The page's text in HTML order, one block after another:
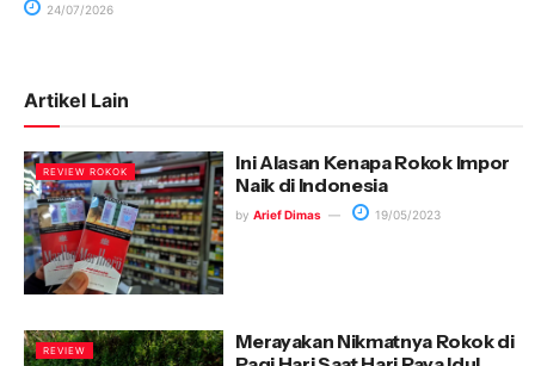
24/07/2026
Artikel Lain
REVIEW ROKOK
Ini Alasan Kenapa Rokok Impor
Naik di Indonesia
by Arief Dimas 19/05/2023
REVIEW
Merayakan Nikmatnya Rokok di